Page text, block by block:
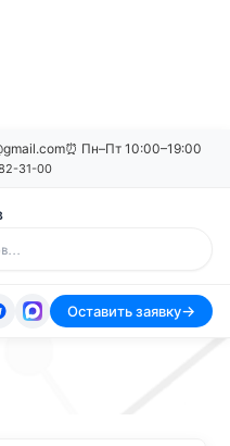
⏰ Пн–Пт 10:00–19:00
31-00
Оставить заявку